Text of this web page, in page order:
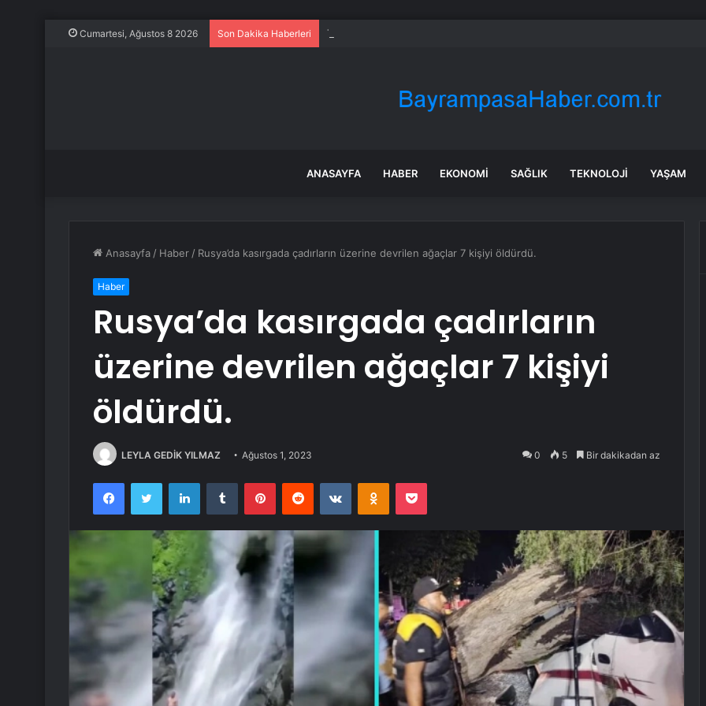
Cumartesi, Ağustos 8 2026 Son Dakika Haberleri Trump: Şi ve Putin İran’a silah satmayacaklarını söyledi
ANASAYFA HABER EKONOMI SAĞLIK TEKNOLOJI YAŞAM
Anasayfa / Haber / Rusya’da kasırgada çadırların üzerine devrilen ağaçlar 7 kişiyi öldürdü.
Haber
Rusya’da kasırgada çadırların
üzerine devrilen ağaçlar 7 kişiyi
öldürdü.
LEYLA GEDİK YILMAZ Ağustos 1, 2023 0 5 Bir dakikadan az
FacebookTwitter LinkedInTumblr PinterestReddit VKontakteOdnoklassniki
Pocket